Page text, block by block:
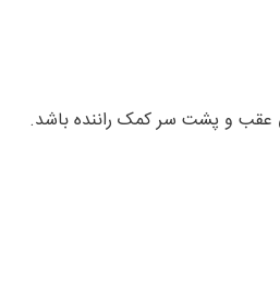
عقب و پشت سر کمک راننده باشد.